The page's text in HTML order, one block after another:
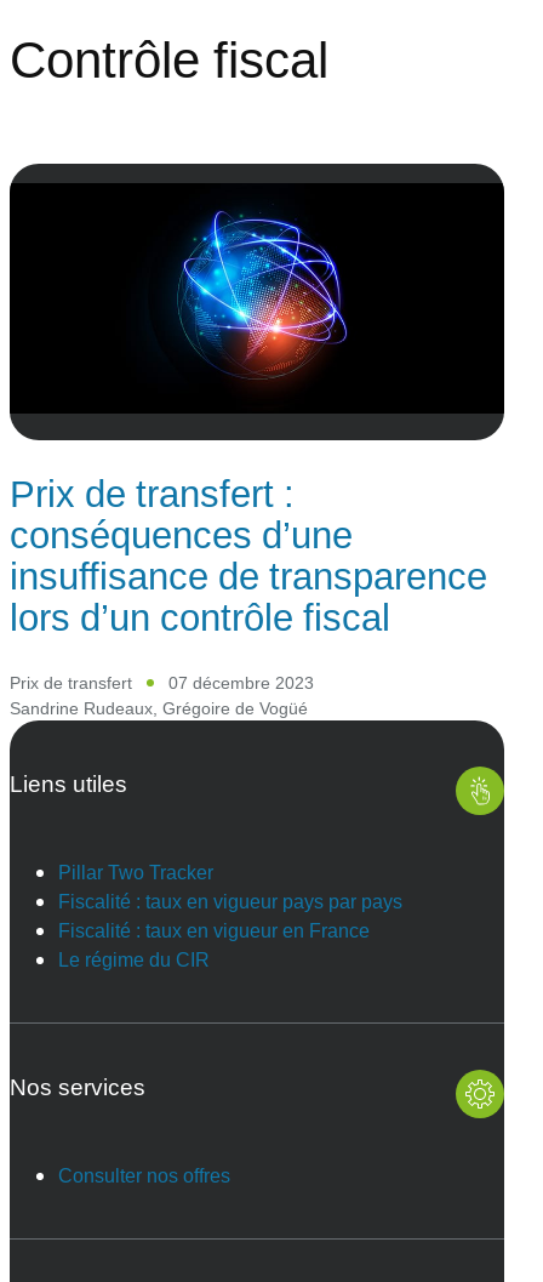
Contrôle fiscal
Prix de transfert :
conséquences d’une
insuffisance de transparence
lors d’un contrôle fiscal
Prix de transfert
07 décembre 2023
Sandrine Rudeaux Grégoire de Vogüé
Liens utiles
Pillar Two Tracker
Fiscalité : taux en vigueur pays par pays
Fiscalité : taux en vigueur en France
Le régime du CIR
Nos services
Consulter nos offres